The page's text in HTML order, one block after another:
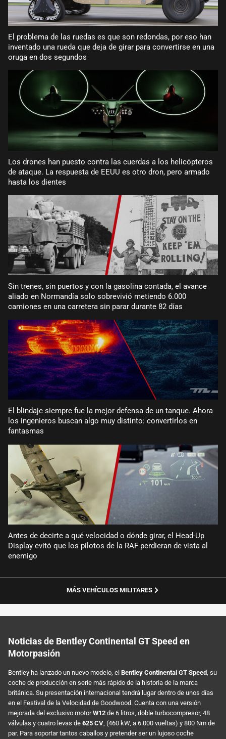
El problema de las ruedas es que son redondas, por eso han
inventado una rueda que deja de girar para convertirse en una
oruga en dos segundos
Los drones han puesto contra las cuerdas a los helicópteros
de ataque. La respuesta de EEUU es otro dron, pero armado
hasta los dientes
Sin trenes, sin puertos y con la gasolina contada, el avance
aliado en Normandía solo sobrevivió metiendo 6.000
camiones en una carretera sin parar durante 82 días
El blindaje siempre fue la mejor defensa de un tanque. Ahora
los ingenieros buscan algo muy distinto: convertirlos en
fantasmas
Antes de decirte a qué velocidad o dónde girar, el Head-Up
Display evitó que los pilotos de la RAF perdieran de vista al
enemigo
MÁS VEHÍCULOS MILITARES
Noticias de Bentley Continental GT Speed en
Motorpasión
Bentley ha lanzado un nuevo modelo, el Bentley Continental GT Speed, su
coche de producción en serie más rápido de la historia de la marca
británica. Su presentación internacional tendrá lugar dentro de unos días
en el Festival de la Velocidad de Goodwood. Cuenta con una versión
mejorada del exclusivo motorW12 de 6 litros, doble turbocompresor, 48
válvulas y cuatro levas de 625 CV, (460 kW, a 6.000 vueltas) y 800 Nm de
par. Para soportar tantos caballos y pretender ser un lujoso coche